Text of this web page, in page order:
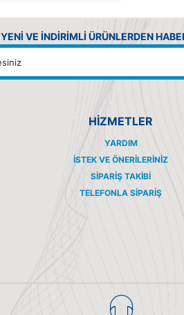
YENİ VE İNDİRİMLİ ÜRÜNLERDEN
HİZMETLER
YARDIM
İSTEK VE ÖNERILERINIZ
SIPARIŞ TAKIBI
TELEFONLA SIPARIŞ